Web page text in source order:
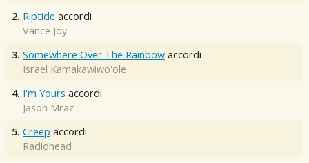
2. Riptide accordi
Vance Joy
3. Somewhere Over The Rainbow accordi
Israel Kamakawiwo'ole
4. I'm Yours accordi
Jason Mraz
5. Creep accordi
Radiohead